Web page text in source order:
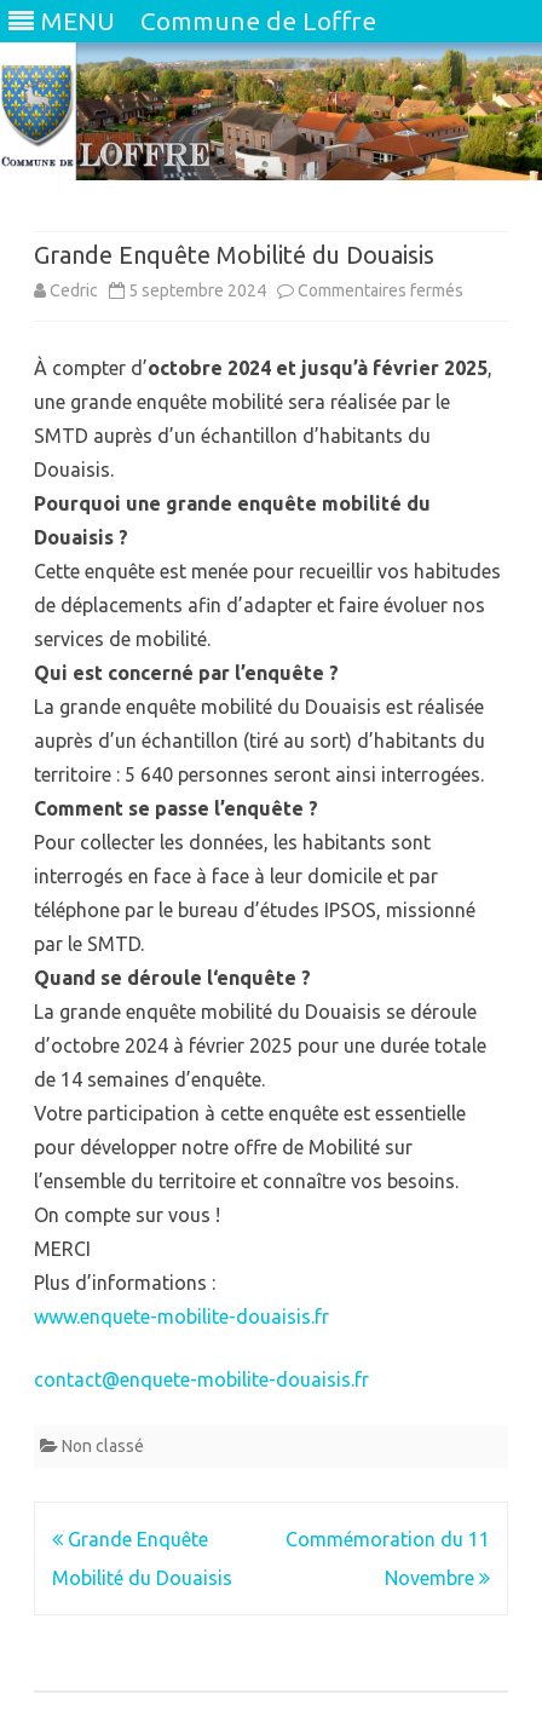
MENU Commune de Loffre
Grande Enquête Mobilité du Douaisis
Cedric 5 septembre 2024 Commentaires fermés
Enquête
À compter d’octobre 2024 et jusqu’à février 2025,
une grande enquête mobilité sera réalisée par le
SMTD auprès d’un échantillon d’habitants du
Douaisis.
Pourquoi une grande enquête mobilité du
Douaisis ?
Cette enquête est menée pour recueillir vos habitudes
de déplacements afin d’adapter et faire évoluer nos
services de mobilité.
Qui est concerné par l’enquête ?
La grande enquête mobilité du Douaisis est réalisée
auprès d’un échantillon (tiré au sort) d’habitants du
territoire : 5 640 personnes seront ainsi interrogées.
Comment se passe l’enquête ?
Pour collecter les données, les habitants sont
interrogés en face à face à leur domicile et par
téléphone par le bureau d’études IPSOS, missionné
par le SMTD.
Quand se déroule l‘enquête ?
La grande enquête mobilité du Douaisis se déroule
d’octobre 2024 à février 2025 pour une durée totale
de 14 semaines d’enquête.
Votre participation à cette enquête est essentielle
pour développer notre offre de Mobilité sur
l’ensemble du territoire et connaître vos besoins.
On compte sur vous !
MERCI
Plus d’informations :
www.enquete-mobilite-douaisis.fr
contact@enquete-mobilite-douaisis.fr
Non classé
Navigation
de
Grande Enquête
Mobilité du Douaisis
Commémoration du 11
Novembre